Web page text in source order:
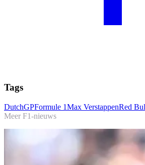
Tags
DutchGPFormule 1Max VerstappenRed
Meer F1-nieuws